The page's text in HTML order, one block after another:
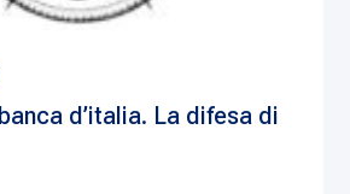
d’italia. La difesa di